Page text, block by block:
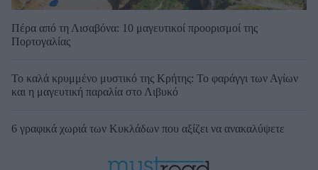
Πέρα από τη Λισαβόνα: 10 μαγευτικοί προορισμοί της
Πορτογαλίας
Το καλά κρυμμένο μυστικό της Κρήτης: Το φαράγγι των Αγίων
και η μαγευτική παραλία στο Λιβυκό
6 γραφικά χωριά των Κυκλάδων που αξίζει να ανακαλύψετε